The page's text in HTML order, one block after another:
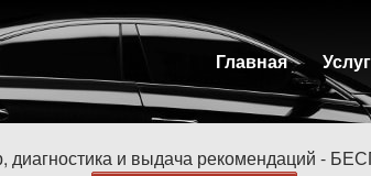
Главная
диагностика и выдача рекомендаций -